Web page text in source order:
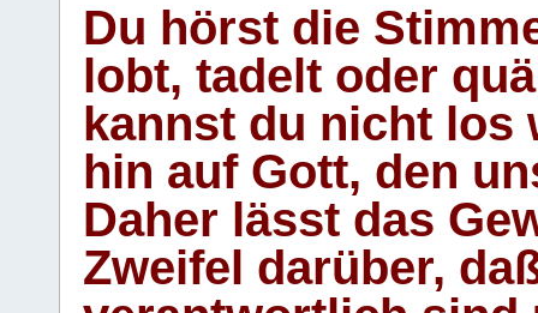
Du hörst die
lobt, tadelt oder
kannst du nicht los
hin auf Gott, den
Daher lässt das
Zweifel darüber,